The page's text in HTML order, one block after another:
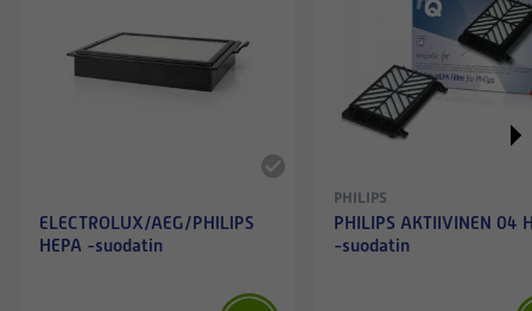
ELECTROLUX/AEG/PHILIPS
HEPA -suodatin
PHILIPS
PHILIPS AKTIIVINEN 04
-suodatin